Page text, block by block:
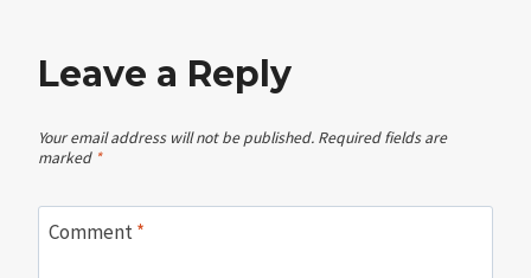
Leave a Reply
Your email address will not be published. Required fields are
marked *
Comment*